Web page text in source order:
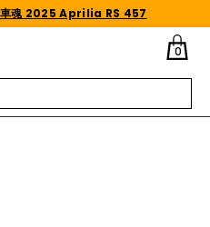
車魂 2025 Aprilia RS 457
0